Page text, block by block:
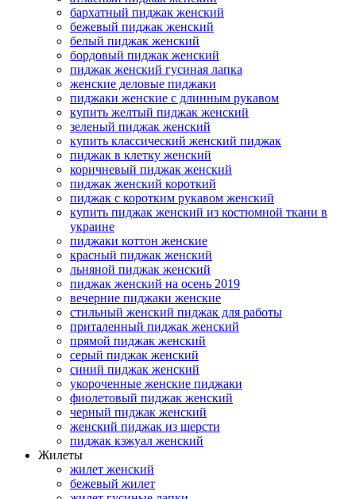
бархатный пиджак женский
бежевый пиджак женский
белый пиджак женский
бордовый пиджак женский
пиджак женский гусиная лапка
женские деловые пиджаки
пиджаки женские с длинным рукавом
купить желтый пиджак женский
зеленый пиджак женский
купить классический женский пиджак
пиджак в клетку женский
коричневый пиджак женский
пиджак женский короткий
пиджак с коротким рукавом женский
купить пиджак женский из костюмной ткани в
украине
пиджаки коттон женские
красный пиджак женский
льняной пиджак женский
пиджак женский на осень 2019
вечерние пиджаки женские
стильный женский пиджак для работы
приталенный пиджак женский
прямой пиджак женский
серый пиджак женский
синий пиджак женский
укороченные женские пиджаки
фиолетовый пиджак женский
черный пиджак женский
женский пиджак из шерсти
пиджак кэжуал женский
Жилеты
жилет женский
бежевый жилет